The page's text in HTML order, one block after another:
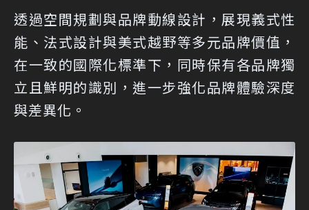
透過空間規劃與品牌動線設計，展現義式性
能、法式設計與美式越野等多元品牌價值，
在一致的國際化標準下，同時保有各品牌獨
立且鮮明的識別，進一步強化品牌體驗深度
與差異化。